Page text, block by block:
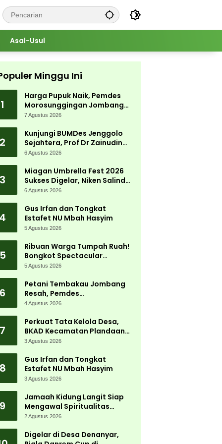
Asal-Usul
Minggu Ini
1
Harga Pupuk Naik, Pemdes
Morosunggingan Jombang
Cari Solusi Lewat Kajian
7 Agustus 2026
2
Kunjungi BUMDes Jenggolo
Sejahtera, Prof Dr Zainudin
Maliki: Kita Wujudkan
Potensi Desa
6 Agustus 2026
3
Miagan Umbrella Fest 2026
Sukses Digelar, Niken Salindry
Jadi Magnet Ribuan
6 Agustus 2026
4
Gus Irfan dan Tongkat
Estafet NU Mbah Hasyim
5 Agustus 2026
5
Ribuan Warga Tumpah Ruah!
Bongkot Spectacular
Carnival 2026 Jadi Pesta
Peterongan
5 Agustus 2026
6
Petani Tembakau Jombang
Resah, Pemdes
Tanjungwadung dan Disperta
4 Agustus 2026
7
Perkuat Tata Kelola Desa,
BKAD Kecamatan Plandaan
Gelar Pelatihan Aparatur
3 Agustus 2026
8
Gus Irfan dan Tongkat
Estafet NU Mbah Hasyim
3 Agustus 2026
9
Jamaah Kidung Langit Siap
Mengawal Spiritualitas
Muktamar NU
2 Agustus 2026
Digelar di Desa Denanyar,